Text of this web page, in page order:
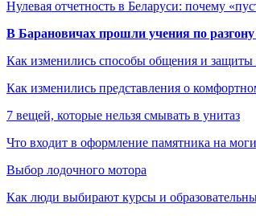
Нулевая отчетность в Беларуси: почему
В Барановичах прошли учения по
Как изменились способы общения и
Как изменились представления о
7 вещей, которые нельзя смывать в унитаз
Что входит в оформление памятника на
Выбор лодочного мотора
Как люди выбирают курсы и